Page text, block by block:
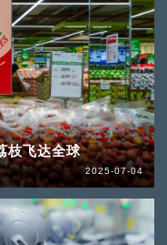
枝飞达全球
2025-07-04